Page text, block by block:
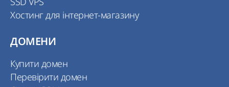
Хостинг для інтернет-магазину
ДОМЕНИ
Купити домен
Перевірити домен